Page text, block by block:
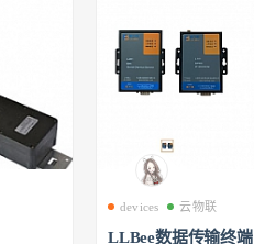
devices 云物联
LLBee数据传输终端